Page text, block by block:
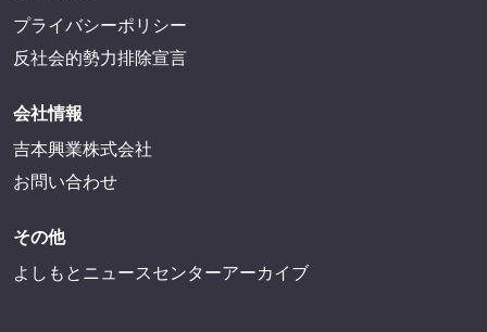
プライバシーポリシー
反社会的勢力排除宣言
会社情報
吉本興業株式会社
お問い合わせ
その他
よしもとニュースセンターアーカイブ